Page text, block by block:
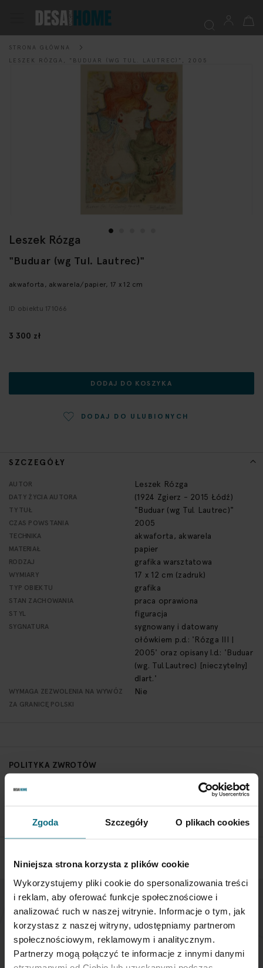
Zgoda Szczegóły O plikach cookies
Niniejsza strona korzysta z plików cookie
Wykorzystujemy pliki cookie do spersonalizowania treści
i reklam, aby oferować funkcje społecznościowe i
analizować ruch w naszej witrynie. Informacje o tym, jak
korzystasz z naszej witryny, udostępniamy partnerom
społecznościowym, reklamowym i analitycznym.
Partnerzy mogą połączyć te informacje z innymi danymi
Mój
STRONA GŁÓWNA
LESZEK RÓZGA, "BUDUAR (WG TUL. LAUTREC)", 2005
Przejdź
Przejdź
galerii
SZCZEGÓŁY
Więcej
informacji
AUTOR Leszek Rózga
DATY ŻYCIA AUTORA (1924 Zgierz - 2015 Łódź)
TYTUŁ "Buduar (wg Tul. Lautrec)"
CZAS POWSTANIA 2005
TECHNIKA akwaforta, akwarela
MATERIAŁ papier
RODZAJ grafika warsztatowa
WYMIARY 17 x 12 cm (zadruk)
TYP OBIEKTU grafika
STAN ZACHOWANIA praca oprawiona
STYL figuracja
SYGNATURA
sygnowany i datowany
ołówkiem p.d.: 'Rózga III |
2005' oraz opisany l.d.: 'Buduar
(wg. Tul.Lautrec) [nieczytelny]
dlart.'
WYMAGA ZEZWOLENIA NA WYWÓZ
ZA GRANICĘ POLSKI
Nie
POLITYKA ZWROTÓW
Aby zwrócić obiekt skontaktuj się z Biurem Obsługi w ciągu 3
SPRAWDŹ SZCZEGÓŁY
Leszek Rózga
akwaforta, akwarela/papier, 17 x 12 cm
"Buduar (wg Tul. Lautrec)"
ID obiektu 171066
3 300 zł
DODAJ DO KOSZYKA
DODAJ DO ULUBIONYCH
NEWSLETTER
Jeśli chcesz otrzymywać aktualne informacje
dotyczące oferty Desa Home - zapisz się do naszego